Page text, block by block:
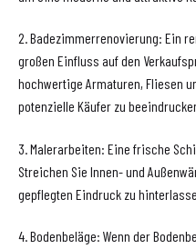
2. Badezimmerrenovierung: Ein
großen Einfluss auf den
hochwertige Armaturen, Fliesen
potenzielle Käufer zu
3. Malerarbeiten: Eine frische
Streichen Sie Innen- und
gepflegten Eindruck zu
4. Bodenbeläge: Wenn der